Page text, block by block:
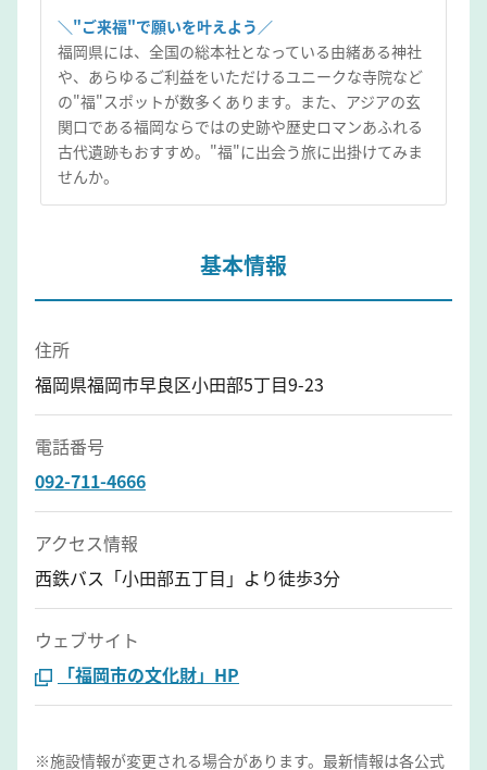
＼"ご来福"で願いを叶えよう／
福岡県には、全国の総本社となっている由緒ある神社
や、あらゆるご利益をいただけるユニークな寺院など
の"福"スポットが数多くあります。また、アジアの玄
関口である福岡ならではの史跡や歴史ロマンあふれる
古代遺跡もおすすめ。"福"に出会う旅に出掛けてみま
せんか。
基本情報
住所
福岡県福岡市早良区小田部5丁目9-23
電話番号
092-711-4666
アクセス情報
西鉄バス「小田部五丁目」より徒歩3分
ウェブサイト
「福岡市の文化財」HP
※施設情報が変更される場合があります。最新情報は各公式